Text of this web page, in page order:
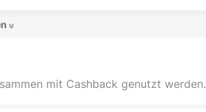
mit Cashback genutzt werden.